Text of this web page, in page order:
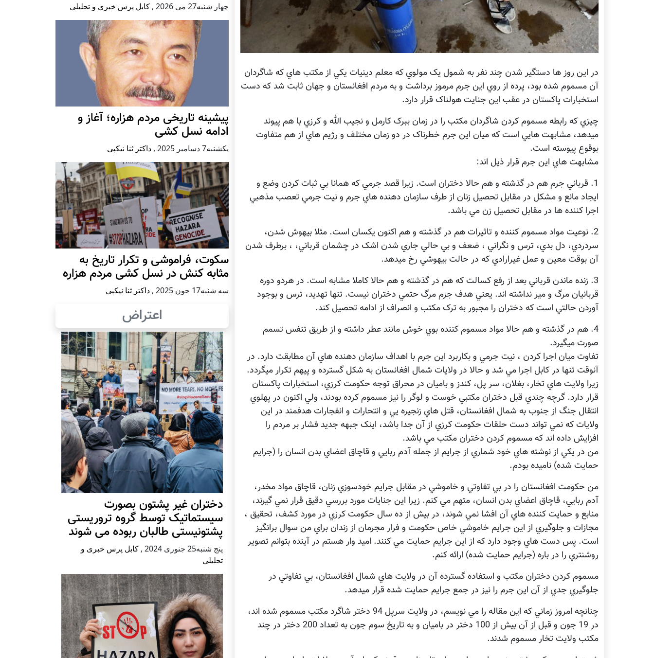
در اين روز ها دستگير شدن چند نفر به شمول يک مولوي که معلم دينيات يکي از مکتب هاي که شاگردان
آن مسموم شده بود، پرده از روي اين جرم مرموز برداشت و به مردم افغانستان و جهان ثابت شد که دست
استخبارات پاکستان در عقب اين جنايت هولناک قرار دارد.
چيزي که رابطه مسموم کردن شاگردان مکتب را در زمان ببرک کارمل و نجيب الله و کرزي با هم پيوند
ميدهد، مشابهت هايي است که ميان اين جرم خطرناک در دو زمان مختلف و رژيم هاي از هم متفاوت
بوقوع پيوسته است.
مشابهت هاي اين جرم قرار ذيل اند:
1. قرباني جرم هم در گذشته و هم حالا دختران است. زيرا قصد جرمي که همانا بي ثبات کردن وضع و
ايجاد مانع و مشکل در مقابل تحصيل زنان از طرف سازمان دهنده هاي جرم و نيت جرمي تعصب مذهبي
اجرا کننده ها در مقابل تحصيل زن مي باشد.
2. نوعيت مواد مسموم کننده و تاثيرات هم در گذشته و هم اکنون يکسان است. مثلا بيهوش شدن،
سردردي، دل بدي، ترس و نگراني ، ضعف و بي حالي جاري شدن اشک در چشمان قرباني، ، برطرف شدن
آن بوقت معين و عمل غيرارادي که در حالت بيهوشي رخ ميدهد.
3. زنده ماندن قرباني بعد از رفع کسالت که هم در گذشته و هم حالا کاملا مشابه است. در هردو دوره
قربانيان مرگ و مير نداشته اند. يعني هدف جرم مرگ حتمي دختران نيست. تنها تهديد، ترس و بوجود
آوردن حالتي است که دختران را مجبور به ترک مکتب و انصراف از ادامه تحصيل کند.
4. هم در گذشته و هم حالا مواد مسموم کننده بوي خوش مانند عطر داشته و از طريق تنفس تسمم
صورت ميگيرد.
تفاوت ميان اجرا کردن ، نيت جرمي و بکاربرد اين جرم با اهداف سازمان دهنده هاي آن مطابقت دارد. در
آنوقت تنها در کابل اجرا مي شد و حالا در ولايات شمال افغانستان به شکل گسترده و پيهم تکرار ميگردد.
زيرا ولايت هاي تخار، بغلان، سر پل، کندز و باميان در محراق توجه حکومت کرزي، استخبارات پاکستان
قرار دارد. گرچه چندي قبل دختران مکتبي خوست و لوگر را نيز مسموم کرده بودند، ولي اکنون در پهلوي
انتقال جنگ از جنوب به شمال افغانستان، قتل هاي زنجيره يي و انتحارات و انفجارات هدفمند در اين
ولايات که نمي تواند دست حلقات حکومت کرزي از آن جدا باشد، اينک جبهه جديد فشار بر مردم را
افزايش داده اند که مسموم کردن دختران مکتب مي باشد.
من در يکي از نوشته هاي خود شماري از جرايم از جمله آدم ربايي و قاچاق اعضاي بدن انسان را (جرايم
حمايت شده) ناميده بودم.
من حکومت افغانستان را در بي تفاوتي و خاموشي در مقابل جرايم خودسوزي زنان، قاچاق مواد مخدر،
آدم ربايي، قاچاق اعضاي بدن انسان، متهم مي کنم. زيرا اين جنايات مورد بررسي دقيق قرار نمي گيرند،
منابع و حمايت کننده هاي آن افشا نمي شوند، در بيش از ده سال حکومت کرزي در مورد کشف، تحقيق ،
مجازات و جلوگيري از اين جرايم خاموشي خاص حکومت و فرار مجرمان از زندان براي من سوال برانگيز
است. پس دست هاي وجود دارد که از اين جرايم حمايت مي کنند. اميد وار هستم در آينده بتوانم تصوير
روشنتري را در باره (جرايم حمايت شده) ارائه کنم.
مسموم کردن دختران مکتب و استفاده گسترده آن در ولايت هاي شمال افغانستان، بي تفاوتي در
جلوگيري جدي از آن اين جرم را نيز در جمع جرايم حمايت شده قرار ميدهد.
چنانچه امروز زماني که اين مقاله را مي نويسم، در ولايت سرپل 94 دختر شاگرد مکتب مسموم شده اند،
در 19 جون و قبل از آن بيش از 100 دختر در باميان و به تاريخ سوم جون به تعداد 200 دختر در چند
مکتب ولايت تخار مسموم شدند.
چهار شنبه27 می 2026 , کابل پرس خبری و تحلیلی
پيشينه تاريخی مردم هزاره؛ آغاز و
ادامه نسل کشی
يكشنبه7 دسامبر 2025 , داکتر ثنا نیکپی
سکوت، فراموشی و تکرار تاريخ به
مثابه کنش در نسل کشی مردم هزاره
سه شنبه17 جون 2025 , داکتر ثنا نیکپی
اعتراض
دختران غیر پشتون بصورت
سیستماتیک توسط گروه تروریستی
پشتونیستی طالبان ربوده می شوند
پنج شنبه25 جنوری 2024 , کابل پرس خبری و
تحلیلی